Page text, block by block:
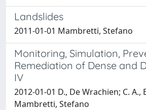
Landslides
2011-01-01 Mambretti, Stefano
Monitoring, Simulation,
Remediation of Dense and
IV
2012-01-01 D., De Wrachien; C. A.,
Mambretti, Stefano